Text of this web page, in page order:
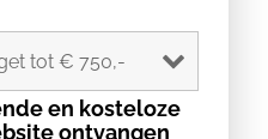
en kosteloze
ontvangen